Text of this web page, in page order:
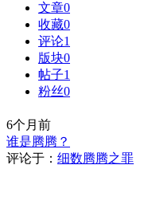
文章0
收藏0
评论1
版块0
帖子1
粉丝0
6个月前
谁是腾腾？
评论于： 细数腾腾之罪